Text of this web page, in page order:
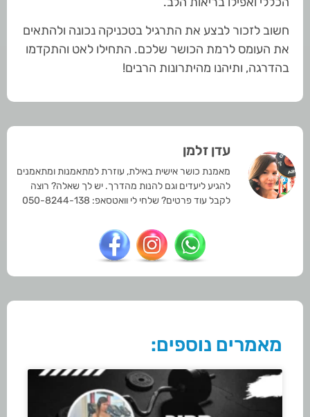
חשוב לזכור לבצע את התרגיל בטכניקה נכונה ולהתאים
את העומס לרמת הכושר שלכם. התחילו לאט והתקדמו
בהדרגה, ותיהנו מהיתרונות הרבים!
עדן זלמן
מאמנת כושר אישית באילת, עוזרת למתאמנות ומתאמנים
להגיע ליעדים וגם להנות מהדרך. יש לך שאלה? רוצה
לקבל עוד פרטים? שלחי לי וואטסאפ: 050-8244-138
מאמרים נוספים: